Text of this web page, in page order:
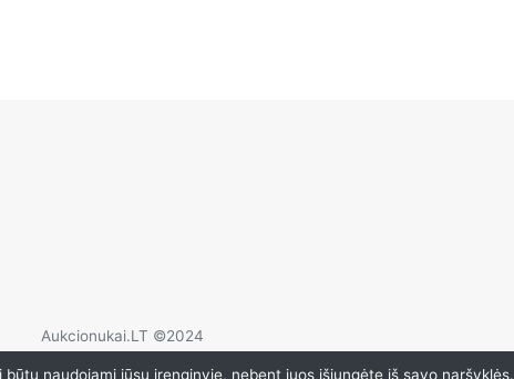
Aukcionukai.LT ©2024
naudojami jūsų įrenginyje, nebent juos išjungėte iš savo naršyklės.